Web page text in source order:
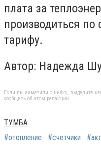
плата за
производиться по
тарифу.
Автор: Надежда
Если вы заметили ошибку, выделите
сообщить об этом редакции
ТУМБА
#отопление
#счетчики